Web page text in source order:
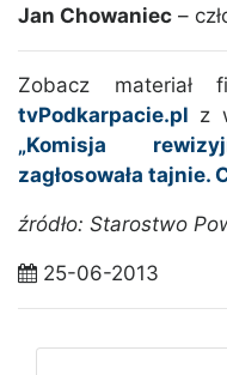
Jan Chowaniec –
Zobacz materiał
tvPodkarpacie.pl z
„Komisja
zagłosowała tajnie.
źródło: Starostwo
25-06-2013